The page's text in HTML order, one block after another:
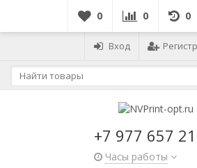
0 0 0
Вход
+7 977 657
Часы работы